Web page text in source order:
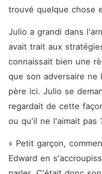
trouvé quelque chose
Julio a grandi dans
avait trait aux
connaissait bien une
que son adversaire
père ici. Julio se
regardait de cette
ou qu'il ne l'aimait pas
« Petit garçon,
Edward en